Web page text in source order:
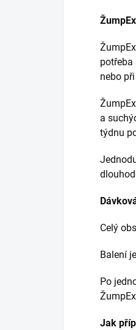
potřeba
nebo
a
týdnu
Celý
Balení
Po
Jak